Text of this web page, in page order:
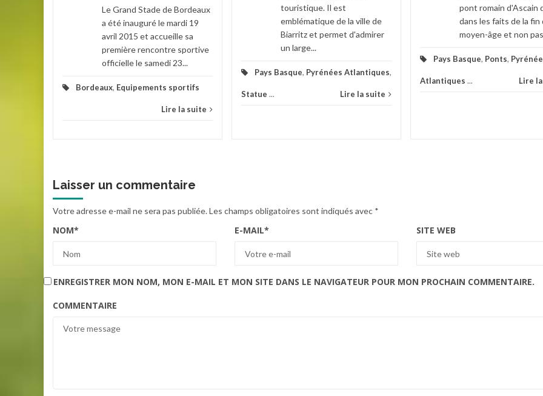
Le Grand Stade de Bordeaux
a été inauguré le mardi 19
avril 2015 et accueille sa
première rencontre sportive
officielle le samedi 23...
Bordeaux, Equipements sportifs
Lire la suite
touristique. Il est
emblématique de la ville de
Biarritz et permet d'admirer
un large...
Pays Basque, Pyrénées Atlantiques,
Statue ... Lire la suite
pont romain d'Ascain
dans les faits de la fin
moyen-âge et non
Pays Basque, Ponts,
Atlantiques ... Lire
Laisser un commentaire
Votre adresse e-mail ne sera pas publiée.Les champs obligatoires sont indiqués avec *
NOM* E-MAIL* SITE WEB
ENREGISTRER MON NOM, MON E-MAIL ET MON SITE DANS LE NAVIGATEUR POUR MON PROCHAIN COMMENTAIRE.
COMMENTAIRE